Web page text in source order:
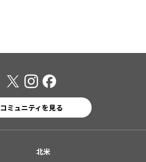
コミュニティを見る
北米